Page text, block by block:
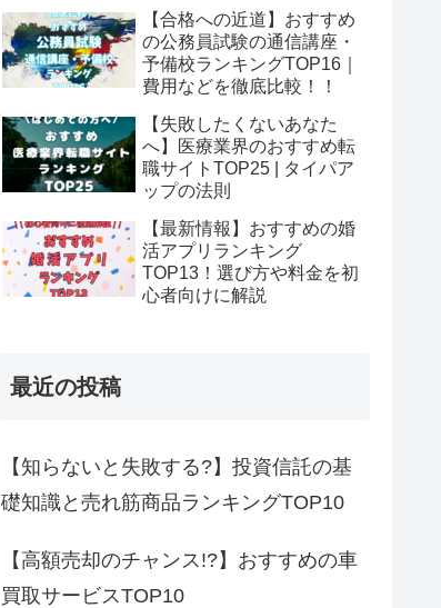
【合格への近道】おすすめ
の公務員試験の通信講座・
予備校ランキングTOP16｜
費用などを徹底比較！！
【失敗したくないあなた
へ】医療業界のおすすめ転
職サイトTOP25 | タイパア
ップの法則
【最新情報】おすすめの婚
活アプリランキング
TOP13！選び方や料金を初
心者向けに解説
最近の投稿
【知らないと失敗する?】投資信託の基
礎知識と売れ筋商品ランキングTOP10
【高額売却のチャンス!?】おすすめの車
買取サービスTOP10